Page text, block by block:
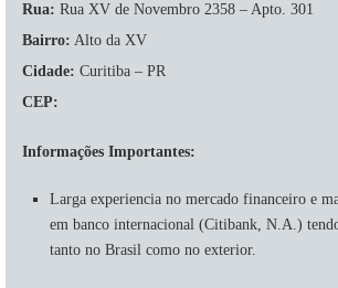
Rua: Rua XV de Novembro 2358 – Apto. 301
Bairro: Alto da XV
Cidade: Curitiba – PR
CEP:
Informações Importantes:
Larga experiencia no mercado financeiro e
em banco internacional (Citibank, N.A.)
tanto no Brasil como no exterior.